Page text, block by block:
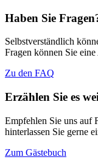
Haben Sie
Selbstverständlich
Fragen können Sie
Zu den FAQ
Erzählen Sie es
Empfehlen Sie uns auf
hinterlassen Sie gerne
Zum Gästebuch